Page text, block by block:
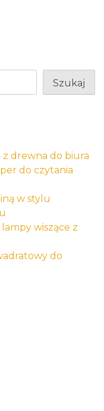
Szukaj
drewna do biura
do czytania
w stylu
wiszące z
do